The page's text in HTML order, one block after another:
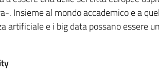
. Insieme al mondo accademico e a
artificiale e i big data possano essere